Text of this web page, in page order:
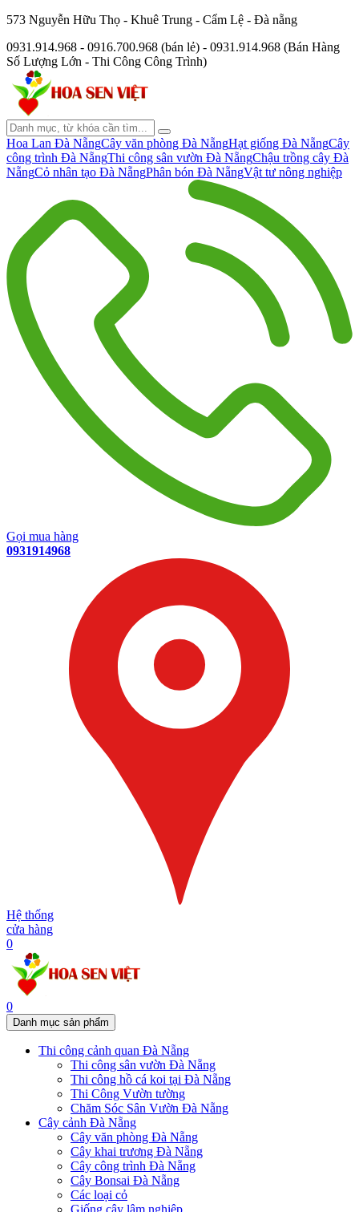
573 Nguyễn Hữu Thọ - Khuê Trung - Cẩm Lệ - Đà nẵng
0931.914.968 - 0916.700.968 (bán lẻ) - 0931.914.968 (Bán Hàng
Số Lượng Lớn - Thi Công Công Trình)
Hoa Lan Đà NẵngCây văn phòng Đà NẵngHạt giống Đà NẵngCây
công trình Đà NẵngThi công sân vườn Đà NẵngChậu trồng cây Đà
NẵngCỏ nhân tạo Đà NẵngPhân bón Đà NẵngVật tư nông nghiệp
Gọi mua hàng
0931914968
Hệ thống
cửa hàng
0
0
Danh mục sản phẩm
Thi công cảnh quan Đà Nẵng
Thi công sân vườn Đà Nẵng
Thi công hồ cá koi tại Đà Nẵng
Thi Công Vườn tường
Chăm Sóc Sân Vườn Đà Nẵng
Cây cảnh Đà Nẵng
Cây văn phòng Đà Nẵng
Cây khai trương Đà Nẵng
Cây công trình Đà Nẵng
Cây Bonsai Đà Nẵng
Các loại cỏ
Giống cây lâm nghiệp